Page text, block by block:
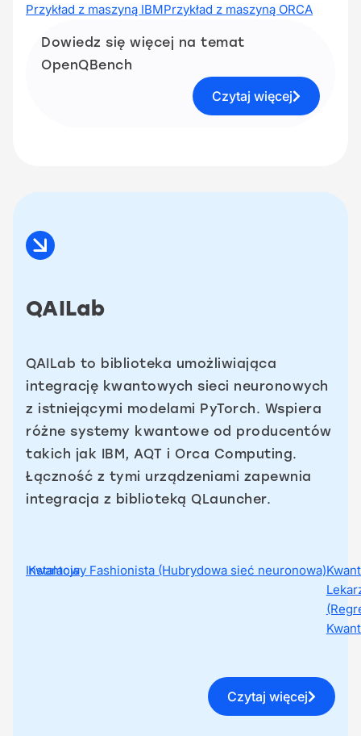
Przykład z maszyną IBMPrzykład z maszyną ORCA
Dowiedz się więcej na temat
OpenQBench
Czytaj więcej
QAILab
QAILab to biblioteka umożliwiająca
integrację kwantowych sieci neuronowych
z istniejącymi modelami PyTorch. Wspiera
różne systemy kwantowe od producentów
takich jak IBM, AQT i Orca Computing.
Łączność z tymi urządzeniami zapewnia
integracja z biblioteką QLauncher.
Instalacja
Kwantowy Fashionista (Hubrydowa sieć neuronowa)
Czytaj więcej